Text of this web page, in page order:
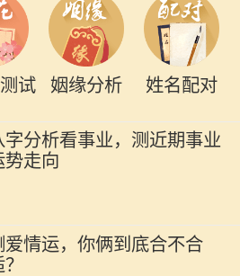
试 姻缘分析 姓名配对
字分析看事业，测近期事业
势走向
爱情运，你俩到底合不合